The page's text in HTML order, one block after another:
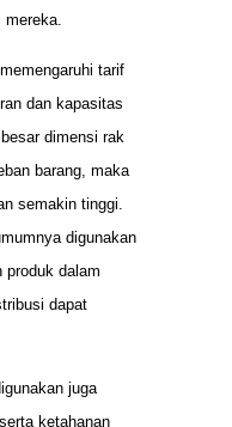
tarif
dan kapasitas
dimensi rak
barang, maka
semakin tinggi.
digunakan
produk dalam
dapat
juga
ketahanan